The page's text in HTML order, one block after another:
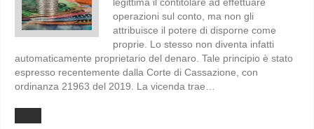
operazioni sul conto, ma non gli
attribuisce il potere di disporne come
proprie. Lo stesso non diventa infatti
automaticamente proprietario del denaro. Tale principio è stato
espresso recentemente dalla Corte di Cassazione, con
ordinanza 21963 del 2019. La vicenda trae…